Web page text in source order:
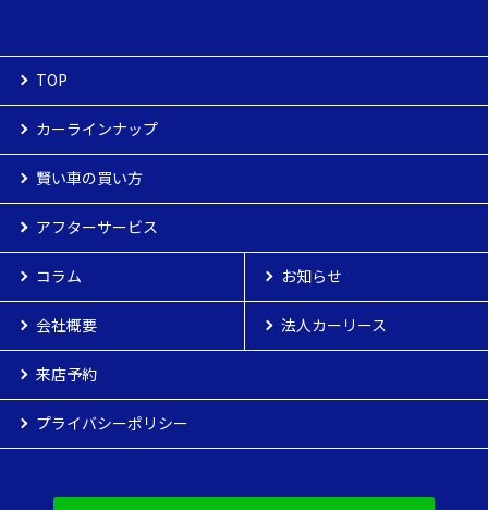
TOP
カーラインナップ
カーラインナップ
新車
登録済車
中古車
賢い車の買い方
賢い車の買い方
アフターサービス お客様の声
よくある質問 納車までの流れ
アフターサービス
車検 点検
カーケア 保険
コラム お知らせ
会社概要 法人カーリース
来店予約
プライバシーポリシー